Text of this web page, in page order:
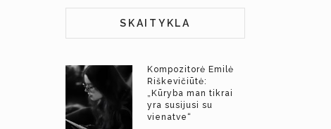
SKAITYKLA
Kompozitorė Emilė
Riškevičiūtė:
„Kūryba man tikrai
yra susijusi su
vienatve“